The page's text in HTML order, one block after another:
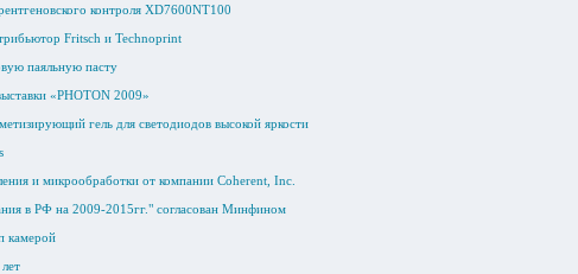
контроля XD7600NT100
Fritsch и Technoprint
паяльную пасту
«PHOTON 2009»
гель для светодиодов высокой яркости
и микрообработки от компании Coherent, Inc.
в РФ на 2009-2015гг." согласован Минфином
камерой